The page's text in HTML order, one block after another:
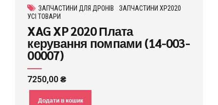
ЗАПЧАСТИНИ ДЛЯ ДРОНІВ
ЗАПЧАСТИНИ XP2020
УСІ ТОВАРИ
XAG XP 2020 Плата
керування помпами (14-003-
00007)
7250,00₴
Додати в кошик